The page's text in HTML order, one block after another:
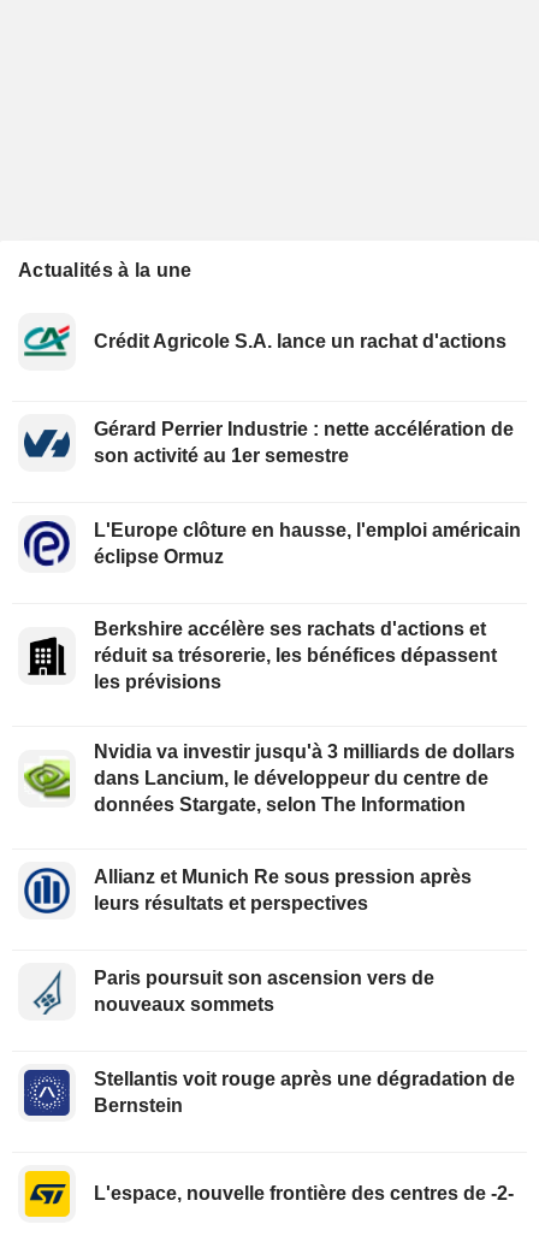
Actualités à la une
Crédit Agricole S.A. lance un rachat d'actions
Gérard Perrier Industrie : nette accélération de
son activité au 1er semestre
L'Europe clôture en hausse, l'emploi américain
éclipse Ormuz
Berkshire accélère ses rachats d'actions et
réduit sa trésorerie, les bénéfices dépassent
les prévisions
Nvidia va investir jusqu'à 3 milliards de dollars
dans Lancium, le développeur du centre de
données Stargate, selon The Information
Allianz et Munich Re sous pression après
leurs résultats et perspectives
Paris poursuit son ascension vers de
nouveaux sommets
Stellantis voit rouge après une dégradation de
Bernstein
L'espace, nouvelle frontière des centres de -2-